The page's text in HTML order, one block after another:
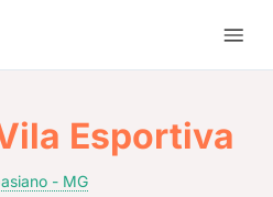
Esportiva
- MG